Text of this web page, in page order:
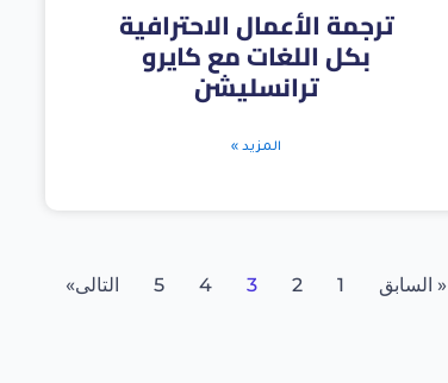
ترجمة الأعمال الاحترافية
بكل اللغات مع كايرو
ترانسليشن
المزيد »
« السابق 1
2
3
4
5 التالى»